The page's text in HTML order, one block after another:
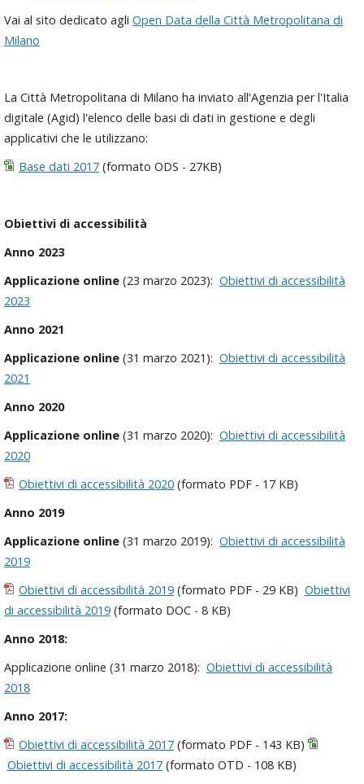
Vai al sito dedicato agli Open Data della Città Metropolitana di
Milano
La Città Metropolitana di Milano ha inviato all'Agenzia per l'Italia
digitale (Agid) l'elenco delle basi di dati in gestione e degli
applicativi che le utilizzano:
Base dati 2017 (formato ODS - 27KB)
Obiettivi di accessibilità
Anno 2023
Applicazione online (23 marzo 2023): Obiettivi di accessibilità
2023
Anno 2021
Applicazione online (31 marzo 2021): Obiettivi di accessibilità
2021
Anno 2020
Applicazione online (31 marzo 2020): Obiettivi di accessibilità
2020
Obiettivi di accessibilità 2020 (formato PDF - 17 KB)
Anno 2019
Applicazione online (31 marzo 2019): Obiettivi di accessibilità
2019
Obiettivi di accessibilità 2019 (formato PDF - 29 KB) Obiettivi
di accessibilità 2019 (formato DOC - 8 KB)
Anno 2018:
Applicazione online (31 marzo 2018): Obiettivi di accessibilità
2018
Anno 2017:
Obiettivi di accessibilità 2017 (formato PDF - 143 KB)
Obiettivi di accessibilità 2017 (formato OTD - 108 KB)